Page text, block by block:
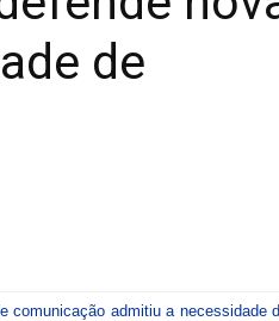
de
comunicação admitiu a necessidade